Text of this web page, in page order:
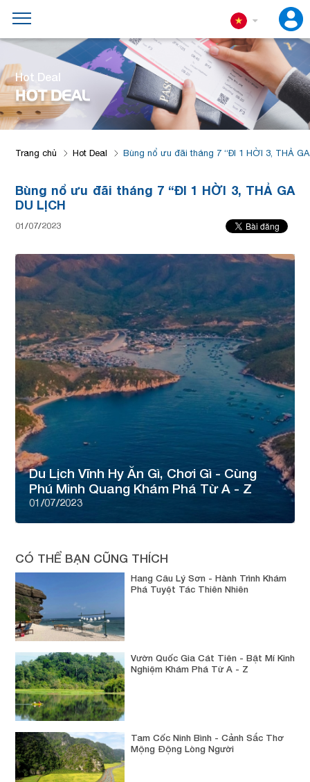
Hot Deal
HOT DEAL
Trang chủ Hot Deal Bùng nổ ưu đãi tháng 7 “ĐI 1 HỜI 3, THẢ GA
Bùng nổ ưu đãi tháng 7 “ĐI 1 HỜI 3, THẢ GA
DU LỊCH
01/07/2023
Du Lịch Vĩnh Hy Ăn Gì, Chơi Gì - Cùng
Phú Minh Quang Khám Phá Từ A - Z
01/07/2023
CÓ THỂ BẠN CŨNG THÍCH
Hang Câu Lý Sơn - Hành Trình Khám
Phá Tuyệt Tác Thiên Nhiên
Vườn Quốc Gia Cát Tiên - Bật Mí Kinh
Nghiệm Khám Phá Từ A - Z
Tam Cốc Ninh Bình - Cảnh Sắc Thơ
Mộng Động Lòng Người